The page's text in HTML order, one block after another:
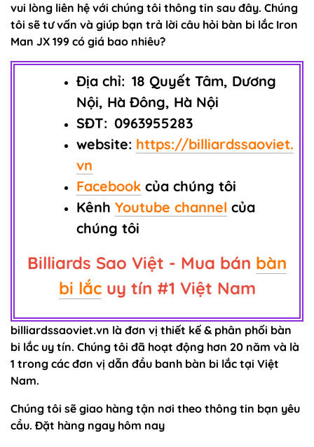
vui lòng liên hệ với chúng tôi thông tin sau đây. Chúng
tôi sẽ tư vấn và giúp bạn trả lời câu hỏi bàn bi lắc Iron
Man JX 199 có giá bao nhiêu?
Địa chỉ: 18 Quyết Tâm, Dương
Nội, Hà Đông, Hà Nội
SĐT: 0963955283
website: https://billiardssaoviet.
vn
Facebook của chúng tôi
Kênh Youtube channel của
chúng tôi
Billiards Sao Việt - Mua bán bàn
bi lắcuy tín #1 Việt Nam
billiardssaoviet.vn là đơn vị thiết kế & phân phối bàn
bi lắc uy tín. Chúng tôi đã hoạt động hơn 20 năm và là
1 trong các đơn vị dẫn đầu banh bàn bi lắc tại Việt
Nam.
Chúng tôi sẽ giao hàng tận nơi theo thông tin bạn yêu
cầu. Đặt hàng ngay hôm nay